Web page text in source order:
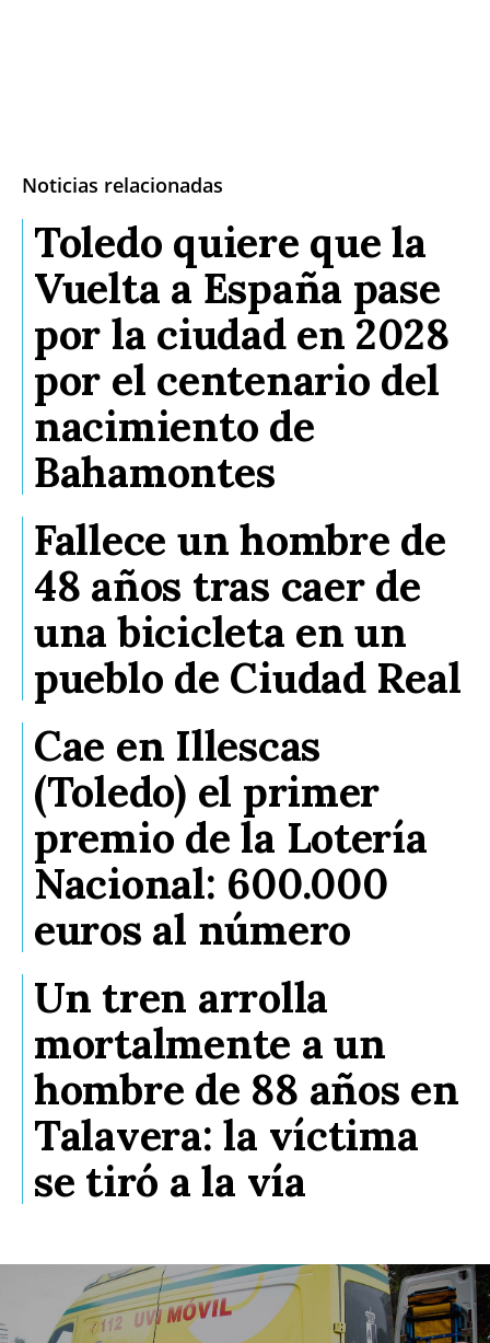
Noticias relacionadas
Toledo quiere que la
Vuelta a España pase
por la ciudad en 2028
por el centenario del
nacimiento de
Bahamontes
Fallece un hombre de
48 años tras caer de
una bicicleta en un
pueblo de Ciudad Real
Cae en Illescas
(Toledo) el primer
premio de la Lotería
Nacional: 600.000
euros al número
Un tren arrolla
mortalmente a un
hombre de 88 años en
Talavera: la víctima
se tiró a la vía